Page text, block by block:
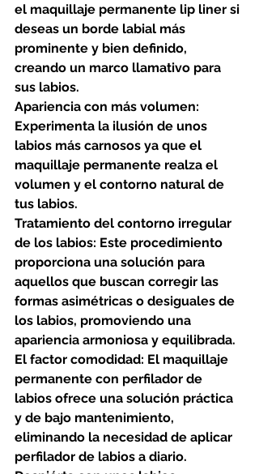
el maquillaje permanente lip liner si
deseas un borde labial más
prominente y bien definido,
creando un marco llamativo para
sus labios.
Apariencia con más volumen:
Experimenta la ilusión de unos
labios más carnosos ya que el
maquillaje permanente realza el
volumen y el contorno natural de
tus labios.
Tratamiento del contorno irregular
de los labios: Este procedimiento
proporciona una solución para
aquellos que buscan corregir las
formas asimétricas o desiguales de
los labios, promoviendo una
apariencia armoniosa y equilibrada.
El factor comodidad: El maquillaje
permanente con perfilador de
labios ofrece una solución práctica
y de bajo mantenimiento,
eliminando la necesidad de aplicar
perfilador de labios a diario.